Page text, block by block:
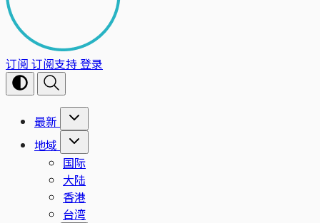
订阅 订阅支持登录
最新
地域
国际
大陆
香港
台湾